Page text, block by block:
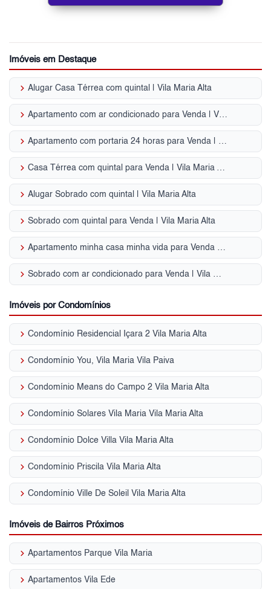
Imóveis em Destaque
keyboard_arrow_right Alugar Casa Térrea com quintal | Vila Maria Alta
keyboard_arrow_right Apartamento com ar condicionado para Venda | Vila Maria Alta
keyboard_arrow_right Apartamento com portaria 24 horas para Venda | Vila Maria Alta
keyboard_arrow_right Casa Térrea com quintal para Venda | Vila Maria Alta
keyboard_arrow_right Alugar Sobrado com quintal | Vila Maria Alta
keyboard_arrow_right Sobrado com quintal para Venda | Vila Maria Alta
keyboard_arrow_right Apartamento minha casa minha vida para Venda | Vila Maria Alta
keyboard_arrow_right Sobrado com ar condicionado para Venda | Vila Maria Alta
Imóveis por Condomínios
keyboard_arrow_right Condomínio Residencial Içara 2 Vila Maria Alta
keyboard_arrow_right Condomínio You, Vila Maria Vila Paiva
keyboard_arrow_right Condomínio Means do Campo 2 Vila Maria Alta
keyboard_arrow_right Condomínio Solares Vila Maria Vila Maria Alta
keyboard_arrow_right Condomínio Dolce Villa Vila Maria Alta
keyboard_arrow_right Condomínio Priscila Vila Maria Alta
keyboard_arrow_right Condomínio Ville De Soleil Vila Maria Alta
Imóveis de Bairros Próximos
keyboard_arrow_right Apartamentos Parque Vila Maria
keyboard_arrow_right Apartamentos Vila Ede